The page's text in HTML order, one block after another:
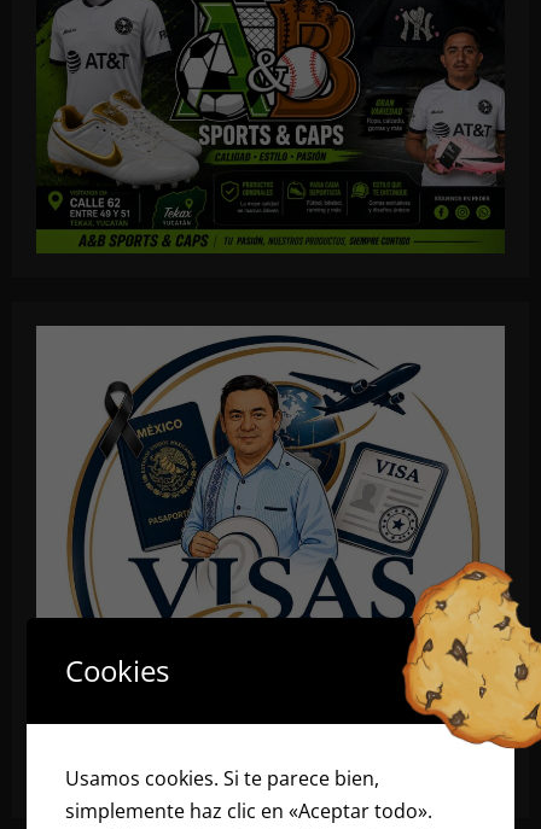
Cookies
Usamos cookies. Si te parece bien,
simplemente haz clic en «Aceptar todo».